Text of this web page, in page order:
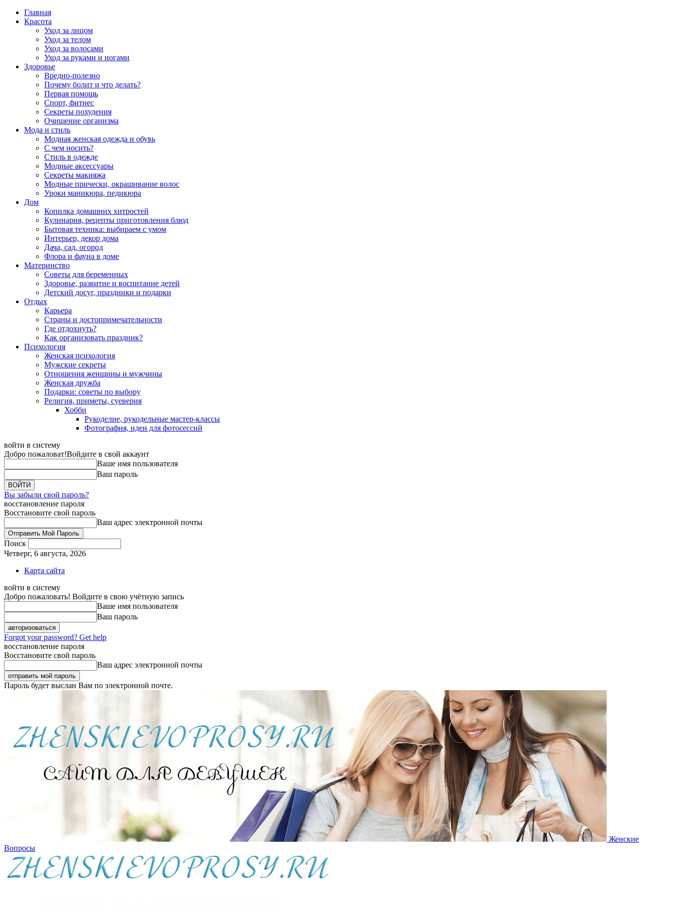
Главная
Красота
Уход за лицом
Уход за телом
Уход за волосами
Уход за руками и ногами
Здоровье
Вредно-полезно
Почему болит и что делать?
Первая помощь
Спорт, фитнес
Секреты похудения
Очищение организма
Мода и стиль
Модная женская одежда и обувь
С чем носить?
Стиль в одежде
Модные аксессуары
Секреты макияжа
Модные прически, окрашивание волос
Уроки маникюра, педикюра
Дом
Копилка домашних хитростей
Кулинария, рецепты приготовления блюд
Бытовая техника: выбираем с умом
Интерьер, декор дома
Дача, сад, огород
Флора и фауна в доме
Материнство
Советы для беременных
Здоровье, развитие и воспитание детей
Детский досуг, праздники и подарки
Отдых
Карьера
Страны и достопримечательности
Где отдохнуть?
Как организовать праздник?
Психология
Женская психология
Мужские секреты
Отношения женщины и мужчины
Женская дружба
Подарки: советы по выбору
Религия, приметы, суеверия
Хобби
Рукоделие, рукодельные мастер-классы
Фотография, идеи для фотосессий
войти в систему
Добро пожаловат!Войдите в свой аккаунт
Ваше имя пользователя
Ваш пароль
Вы забыли свой пароль?
восстановление пароля
Восстановите свой пароль
Ваш адрес электронной почты
Поиск
Четверг, 6 августа, 2026
Карта сайта
войти в систему
Добро пожаловать! Войдите в свою учётную запись
Ваше имя пользователя
Ваш пароль
Forgot your password? Get help
восстановление пароля
Восстановите свой пароль
Ваш адрес электронной почты
Пароль будет выслан Вам по электронной почте.
Женские
Вопросы